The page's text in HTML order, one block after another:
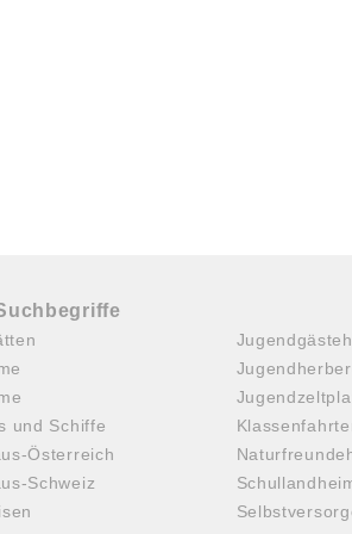
und Schiffe
Österreich
Schweiz